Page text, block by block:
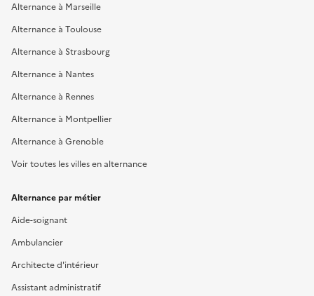
Alternance à Marseille
Alternance à Toulouse
Alternance à Strasbourg
Alternance à Nantes
Alternance à Rennes
Alternance à Montpellier
Alternance à Grenoble
Voir toutes les villes en alternance
Alternance par métier
Aide-soignant
Ambulancier
Architecte d'intérieur
Assistant administratif